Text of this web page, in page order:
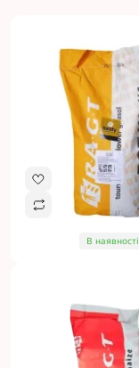
В наявності